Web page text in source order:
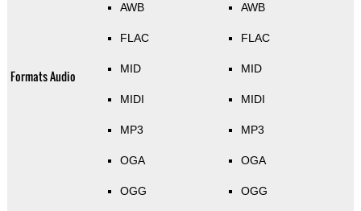
Formats Audio
AWB
FLAC
MID
MIDI
MP3
OGA
OGG
AWB
FLAC
MID
MIDI
MP3
OGA
OGG